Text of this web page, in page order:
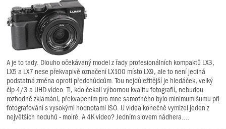
A je to tady. Dlouho očekávaný model z řady profesionálních kompaktů LX3,
LX5 a LX7 nese překvapivě označení LX100 místo LX9, ale to není jediná
podstatná změna oproti předchůdcům. Tou nejdůležitější je hledáček, velký
čip 4/3 a UHD video. Ti, kdo čekali výbornou kvalitu fotografií, nebudou
rozhodně zklamáni, překvapením pro mne samotného bylo minimum šumu při
fotografování s vysokými hodnotami ISO. U videa konečně vymizel jeden z
největších neduhů - moiré. A 4K video? Jedním slovem nádhera....